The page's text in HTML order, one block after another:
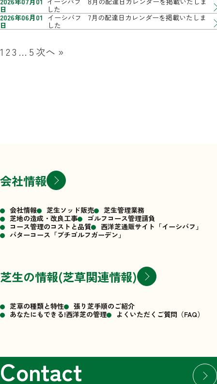
日
した
2026年06月01
日
イーシバフ 7月の配達日カレンダーを掲載いたしま
した
1 23 … 5 次へ »
会社情報
会社情報 芝生ソッド販売
芝生管理業務
芝地の造成・改良工事
ゴルフコース管理請負
コース管理のコストと品質
西洋芝通販サイト「イーシバフ」
パターコース「プチゴルフガーデン」
芝生の情報(芝草関連情報)
芝草の種類と特性
張り芝手順のご紹介
あなたにもできる!西洋芝の管理
よくいただくご質問（FAQ）
Contact